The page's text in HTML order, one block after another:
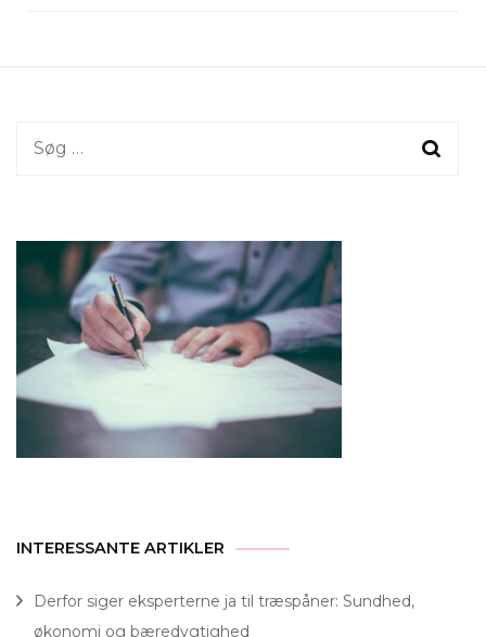
Søg
INTERESSANTE ARTIKLER
Derfor siger eksperterne ja til træspåner: Sundhed,
økonomi og bæredygtighed